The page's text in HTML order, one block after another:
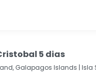
5 dias
Galapagos Islands | Isla